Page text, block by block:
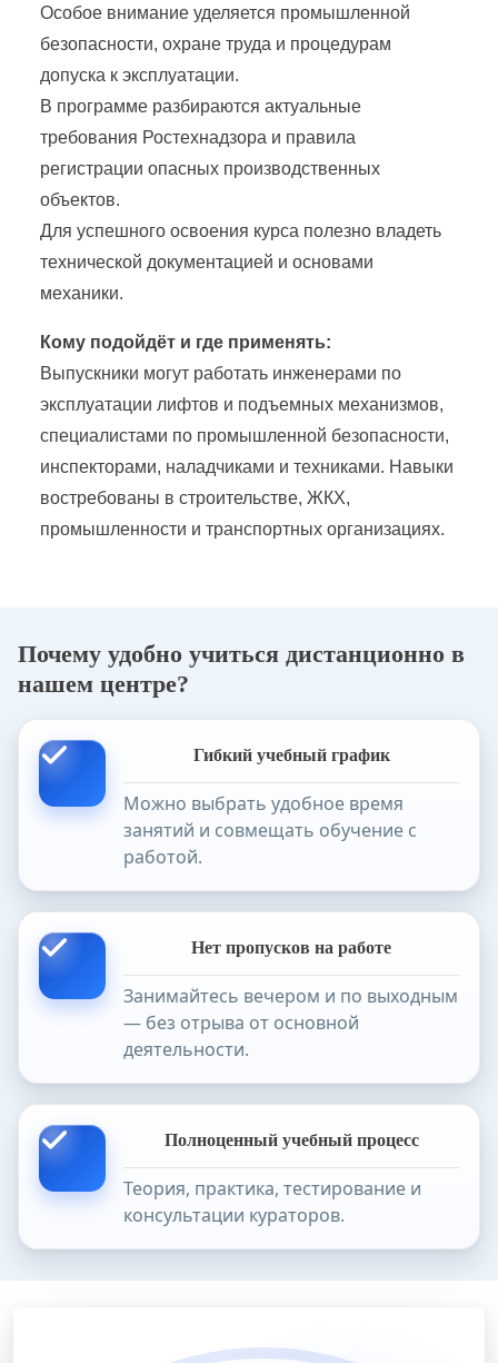
Особое внимание уделяется промышленной
безопасности, охране труда и процедурам
допуска к эксплуатации.
В программе разбираются актуальные
требования Ростехнадзора и правила
регистрации опасных производственных
объектов.
Для успешного освоения курса полезно владеть
технической документацией и основами
механики.
Кому подойдёт и где применять:
Выпускники могут работать инженерами по
эксплуатации лифтов и подъемных механизмов,
специалистами по промышленной безопасности,
инспекторами, наладчиками и техниками. Навыки
востребованы в строительстве, ЖКХ,
промышленности и транспортных организациях.
Почему удобно учиться дистанционно в
нашем центре?
Гибкий учебный график
Можно выбрать удобное время
занятий и совмещать обучение с
работой.
Нет пропусков на работе
Занимайтесь вечером и по выходным
— без отрыва от основной
деятельности.
Полноценный учебный процесс
Теория, практика, тестирование и
консультации кураторов.